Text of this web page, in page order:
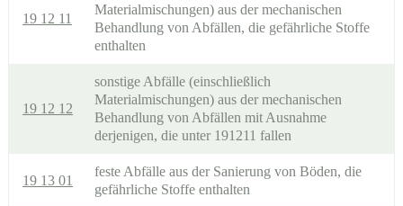
19 12 11
Materialmischungen) aus der mechanischen
Behandlung von Abfällen, die gefährliche Stoffe
enthalten
19 12 12
sonstige Abfälle (einschließlich
Materialmischungen) aus der mechanischen
Behandlung von Abfällen mit Ausnahme
derjenigen, die unter 191211 fallen
19 13 01
feste Abfälle aus der Sanierung von Böden, die
gefährliche Stoffe enthalten